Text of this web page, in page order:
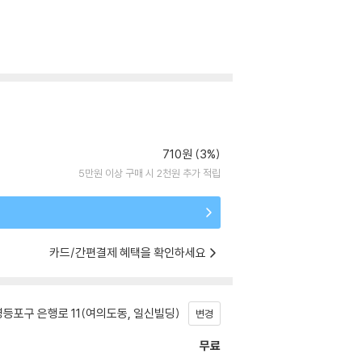
710원 (3%)
5만원 이상 구매 시 2천원 추가 적립
카드/간편결제 혜택을 확인하세요
포구 은행로 11(여의도동, 일신빌딩) 변경
무료